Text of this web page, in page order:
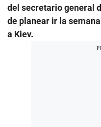
del secretario general
de planear ir la
a Kiev.